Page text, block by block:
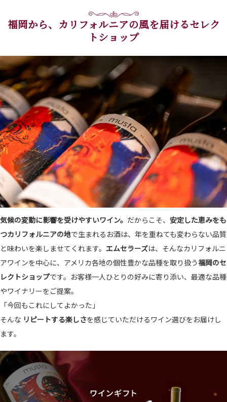
福岡から、カリフォルニアの風を届けるセレク
トショップ
気候の変動に影響を受けやすいワイン。 だからこそ、 安定した恵みをも
つカリフォルニアの地で生まれるお酒は、年を重ねても変わらない品質
と味わいを楽しませてくれます。 エムセラーズは、そんなカリフォルニ
アワインを中心に、アメリカ各地の個性豊かな品種を取り扱う福岡のセ
レクトショップです。お客様一人ひとりの好みに寄り添い、最適な品種
やワイナリーをご提案。
「今回もこれにしてよかった」
そんな リピートする楽しさを感じていただけるワイン選びをお届けし
ます。